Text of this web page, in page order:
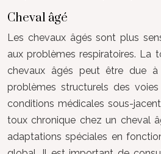
Cheval âgé
Les chevaux âgés sont plus
aux problèmes respiratoires. La
chevaux âgés peut être due
problèmes structurels des
conditions médicales sous-
toux chronique chez un cheval
adaptations spéciales en